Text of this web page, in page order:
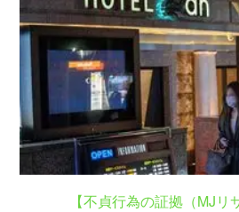
【不貞行為の証拠（MJリ